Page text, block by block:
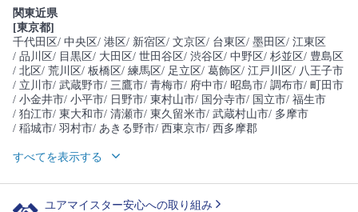
関東近県
[東京都]
千代田区/ 中央区/ 港区/ 新宿区/ 文京区/ 台東区/ 墨田区/ 江東区
/ 品川区/ 目黒区/ 大田区/ 世田谷区/ 渋谷区/ 中野区/ 杉並区/ 豊島区
/ 北区/ 荒川区/ 板橋区/ 練馬区/ 足立区/ 葛飾区/ 江戸川区/ 八王子市
/ 立川市/ 武蔵野市/ 三鷹市/ 青梅市/ 府中市/ 昭島市/ 調布市/ 町田市
/ 小金井市/ 小平市/ 日野市/ 東村山市/ 国分寺市/ 国立市/ 福生市
/ 狛江市/ 東大和市/ 清瀬市/ 東久留米市/ 武蔵村山市/ 多摩市
/ 稲城市/ 羽村市/ あきる野市/ 西東京市/ 西多摩郡
すべてを表示する
ユアマイスター安心への取り組み